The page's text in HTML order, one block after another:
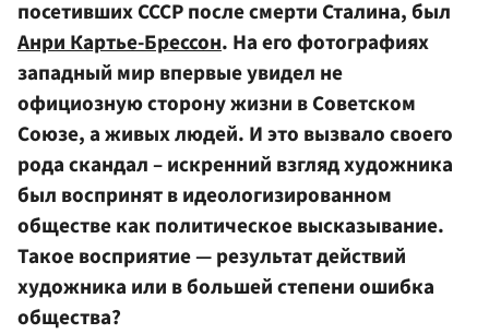
посетивших СССР после смерти Сталина, был
Анри Картье-Брессон. На его фотографиях
западный мир впервые увидел не
официозную сторону жизни в Советском
Союзе, а живых людей. И это вызвало своего
рода скандал – искренний взгляд художника
был воспринят в идеологизированном
обществе как политическое высказывание.
Такое восприятие — результат действий
художника или в большей степени ошибка
общества?